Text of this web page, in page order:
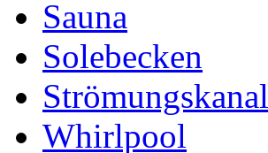
Sauna
Solebecken
Strömungskanal
Whirlpool